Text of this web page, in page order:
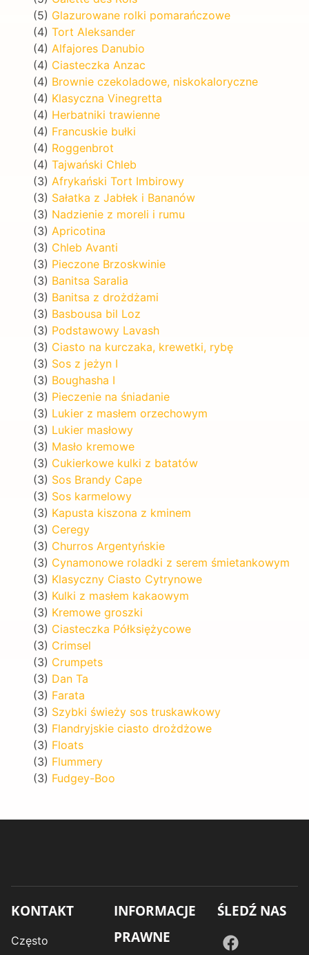
(5) Glazurowane rolki pomarańczowe
(4) Tort Aleksander
(4) Alfajores Danubio
(4) Ciasteczka Anzac
(4) Brownie czekoladowe, niskokaloryczne
(4) Klasyczna Vinegretta
(4) Herbatniki trawienne
(4) Francuskie bułki
(4) Roggenbrot
(4) Tajwański Chleb
(3) Afrykański Tort Imbirowy
(3) Sałatka z Jabłek i Bananów
(3) Nadzienie z moreli i rumu
(3) Apricotina
(3) Chleb Avanti
(3) Pieczone Brzoskwinie
(3) Banitsa Saralia
(3) Banitsa z drożdżami
(3) Basbousa bil Loz
(3) Podstawowy Lavash
(3) Ciasto na kurczaka, krewetki, rybę
(3) Sos z jeżyn I
(3) Boughasha I
(3) Pieczenie na śniadanie
(3) Lukier z masłem orzechowym
(3) Lukier masłowy
(3) Masło kremowe
(3) Cukierkowe kulki z batatów
(3) Sos Brandy Cape
(3) Sos karmelowy
(3) Kapusta kiszona z kminem
(3) Ceregy
(3) Churros Argentyńskie
(3) Cynamonowe roladki z serem śmietankowym
(3) Klasyczny Ciasto Cytrynowe
(3) Kulki z masłem kakaowym
(3) Kremowe groszki
(3) Ciasteczka Półksiężycowe
(3) Crimsel
(3) Crumpets
(3) Dan Ta
(3) Farata
(3) Szybki świeży sos truskawkowy
(3) Flandryjskie ciasto drożdżowe
(3) Floats
(3) Flummery
(3) Fudgey-Boo
KONTAKT
Często
INFORMACJE
PRAWNE
ŚLEDŹ NAS